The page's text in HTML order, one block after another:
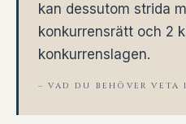
kan dessutom strida
konkurrensrätt och 2
konkurrenslagen.
– VAD DU BEHÖVER VETA